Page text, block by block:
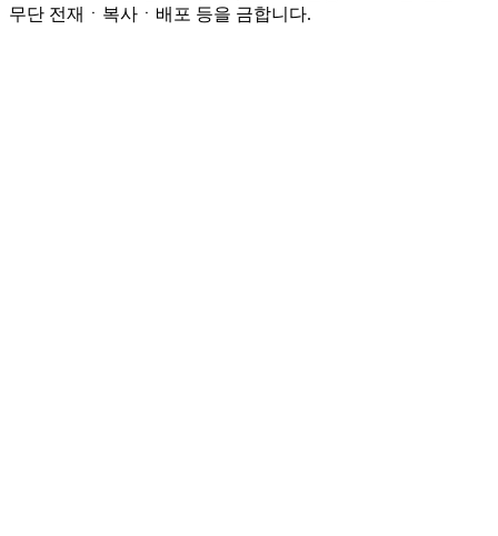
무단 전재ㆍ복사ㆍ배포 등을 금합니다.